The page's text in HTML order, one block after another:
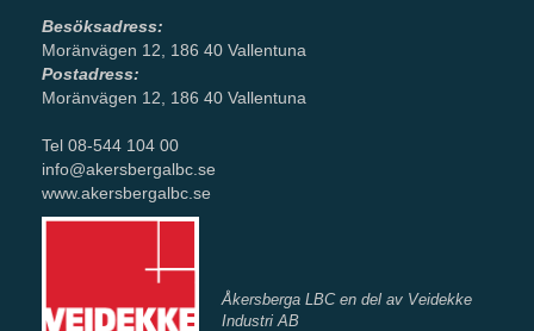
Besöksadress:
Moränvägen 12, 186 40 Vallentuna
Postadress:
Moränvägen 12, 186 40 Vallentuna
Tel 08-544 104 00
info@akersbergalbc.se
www.akersbergalbc.se
Åkersberga LBC en del av Veidekke
Industri AB